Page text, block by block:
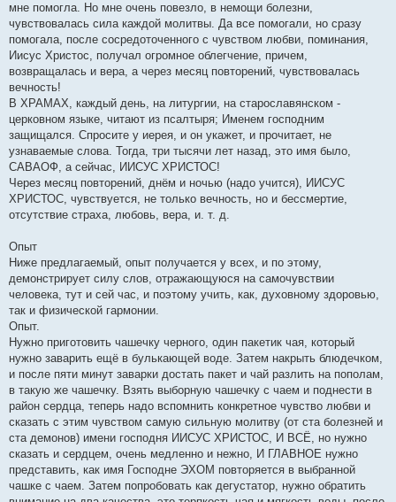
мне помогла. Но мне очень повезло, в немощи болезни,
чувствовалась сила каждой молитвы. Да все помогали, но сразу
помогала, после сосредоточенного с чувством любви, поминания,
Иисус Христос, получал огромное облегчение, причем,
возвращалась и вера, а через месяц повторений, чувствовалась
вечность!
В ХРАМАХ, каждый день, на литургии, на старославянском -
церковном языке, читают из псалтыря; Именем господним
защищался. Спросите у иерея, и он укажет, и прочитает, не
узнаваемые слова. Тогда, три тысячи лет назад, это имя было,
САВАОФ, а сейчас, ИИСУС ХРИСТОС!
Через месяц повторений, днём и ночью (надо учится), ИИСУС
ХРИСТОС, чувствуется, не только вечность, но и бессмертие,
отсутствие страха, любовь, вера, и. т. д.
Опыт
Ниже предлагаемый, опыт получается у всех, и по этому,
демонстрирует силу слов, отражающуюся на самочувствии
человека, тут и сей час, и поэтому учить, как, духовному здоровью,
так и физической гармонии.
Опыт.
Нужно приготовить чашечку черного, один пакетик чая, который
нужно заварить ещё в булькающей воде. Затем накрыть блюдечком,
и после пяти минут заварки достать пакет и чай разлить на пополам,
в такую же чашечку. Взять выборную чашечку с чаем и поднести в
район сердца, теперь надо вспомнить конкретное чувство любви и
сказать с этим чувством самую сильную молитву (от ста болезней и
ста демонов) имени господня ИИСУС ХРИСТОС, И ВСЁ, но нужно
сказать и сердцем, очень медленно и нежно, И ГЛАВНОЕ нужно
представить, как имя Господне ЭХОМ повторяется в выбранной
чашке с чаем. Затем попробовать как дегустатор, нужно обратить